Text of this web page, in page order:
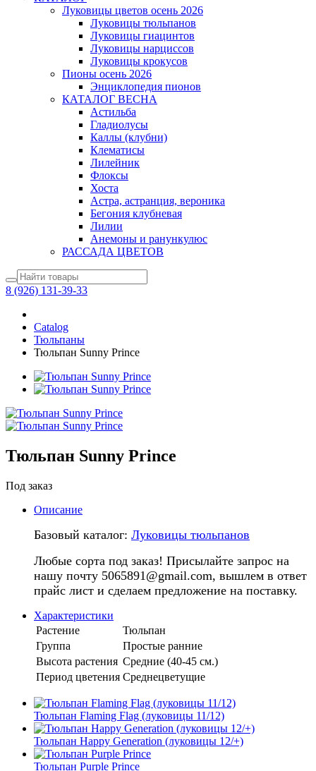
Луковицы цветов осень 2026
Луковицы тюльпанов
Луковицы гиацинтов
Луковицы нарциссов
Луковицы крокусов
Пионы осень 2026
Энциклопедия пионов
КАТАЛОГ ВЕСНА
Астильба
Гладиолусы
Каллы (клубни)
Клематисы
Лилейник
Флоксы
Хоста
Астра, астранция, вероника
Бегония клубневая
Лилии
Анемоны и ранункулюс
РАССАДА ЦВЕТОВ
8 (926) 131-39-33
Catalog
Тюльпаны
Тюльпан Sunny Prince
Тюльпан Sunny Prince
Под заказ
Описание
Базовый каталог: Луковицы тюльпанов
Любые сорта под заказ! Присылайте запрос на
нашу почту 5065891@gmail.com, вышлем в ответ
прайс лист и сделаем предложение на поставку.
Характеристики
Растение
Тюльпан
Группа
Простые ранние
Высота растения Средние (40-45 см.)
Период цветения Среднецветущие
Тюльпан Flaming Flag (луковицы 11/12)
Тюльпан Happy Generation (луковицы 12/+)
Тюльпан Purple Prince